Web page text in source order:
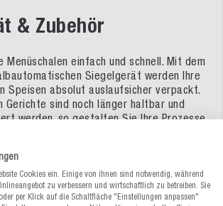
& Zubehör
Menüschalen einfach und schnell. Mit dem
Siegelgerät werden Ihre
Speisen absolut auslaufsicher verpackt.
sind noch länger haltbar und
werden, so gestalten Sie Ihre Prozesse
Schale 265 x 178 x 100 mm
185 mm
Cookies ein. Einige von ihnen sind notwendig, während
zu verbessern und wirtschaftlich zu betreiben. Sie
per Klick auf die Schaltfläche "Einstellungen anpassen"